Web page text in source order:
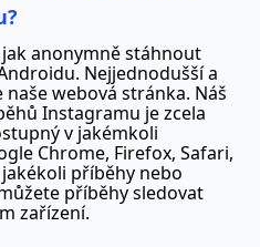
anonymně stáhnout
Nejjednodušší a
webová stránka. Náš
Instagramu je zcela
v jakémkoli
Chrome, Firefox, Safari,
příběhy nebo
příběhy sledovat
zařízení.